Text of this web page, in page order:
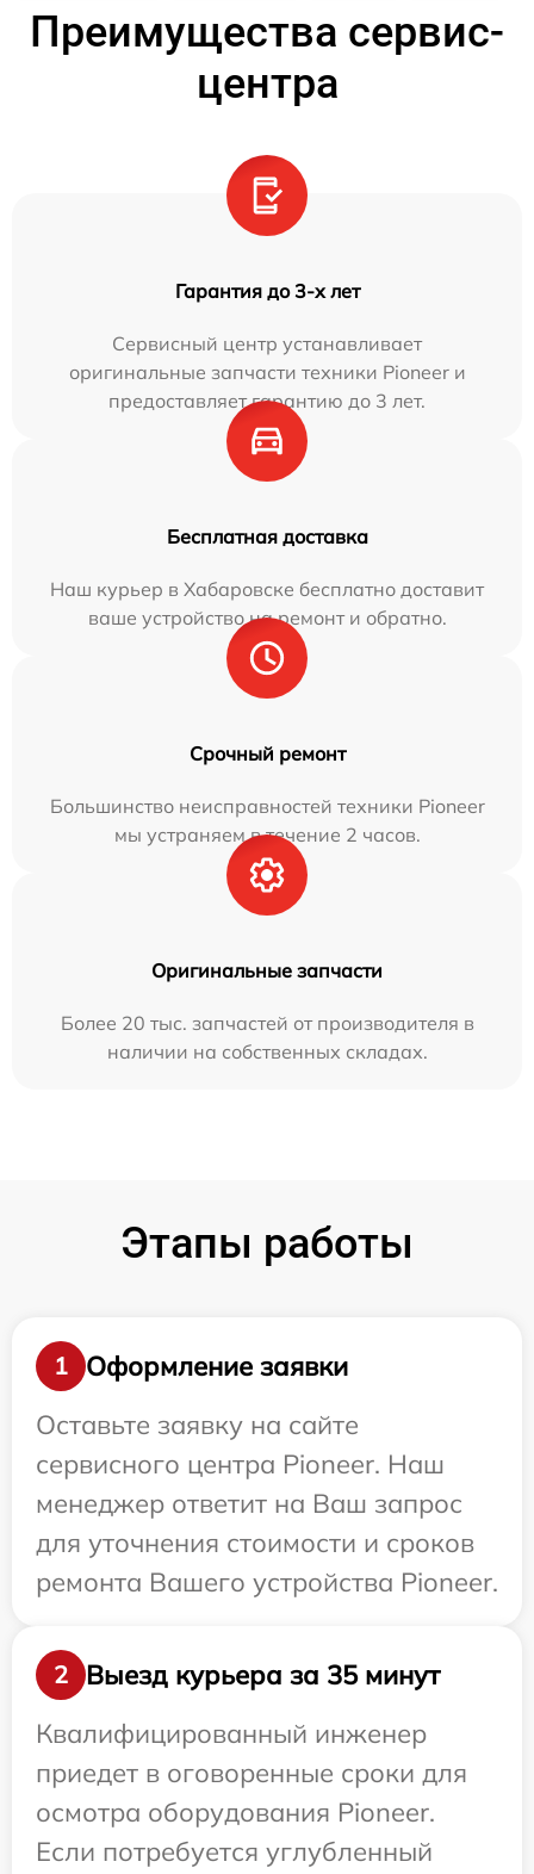
Преимущества сервис-
центра
Гарантия до 3-х лет
Сервисный центр устанавливает
оригинальные запчасти техники Pioneer и
предоставляет гарантию до 3 лет.
Бесплатная доставка
Наш курьер в Хабаровске бесплатно доставит
ваше устройство на ремонт и обратно.
Срочный ремонт
Большинство неисправностей техники Pioneer
мы устраняем в течение 2 часов.
Оригинальные запчасти
Более 20 тыс. запчастей от производителя в
наличии на собственных складах.
Этапы работы
1
Оформление заявки
Оставьте заявку на сайте
сервисного центра Pioneer. Наш
менеджер ответит на Ваш запрос
для уточнения стоимости и сроков
ремонта Вашего устройства Pioneer.
2
Выезд курьера за 35 минут
Квалифицированный инженер
приедет в оговоренные сроки для
осмотра оборудования Pioneer.
Если потребуется углубленный